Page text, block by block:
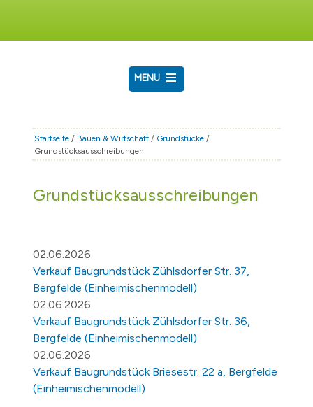
MENU
RATHAUS & POLITIK
BÜRGERSERVICE
Startseite / Bauen & Wirtschaft / Grundstücke /
Grundstücksausschreibungen
Grundstücksausschreibungen
02.06.2026
Verkauf Baugrundstück Zühlsdorfer Str. 37,
Bergfelde (Einheimischenmodell)
02.06.2026
Verkauf Baugrundstück Zühlsdorfer Str. 36,
Bergfelde (Einheimischenmodell)
02.06.2026
Verkauf Baugrundstück Briesestr. 22 a, Bergfelde
(Einheimischenmodell)